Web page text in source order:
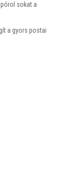
sokat a
a gyors postai